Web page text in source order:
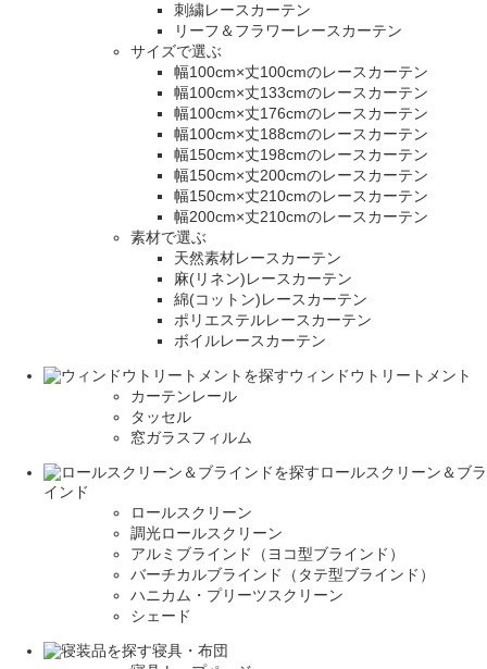
刺繍レースカーテン
リーフ＆フラワーレースカーテン
サイズで選ぶ
幅100cm×丈100cmのレースカーテン
幅100cm×丈133cmのレースカーテン
幅100cm×丈176cmのレースカーテン
幅100cm×丈188cmのレースカーテン
幅150cm×丈198cmのレースカーテン
幅150cm×丈200cmのレースカーテン
幅150cm×丈210cmのレースカーテン
幅200cm×丈210cmのレースカーテン
素材で選ぶ
天然素材レースカーテン
麻(リネン)レースカーテン
綿(コットン)レースカーテン
ポリエステルレースカーテン
ボイルレースカーテン
ウィンドウトリートメント
カーテンレール
タッセル
窓ガラスフィルム
ロールスクリーン＆ブラ
インド
ロールスクリーン
調光ロールスクリーン
アルミブラインド（ヨコ型ブラインド）
バーチカルブラインド（タテ型ブラインド）
ハニカム・プリーツスクリーン
シェード
寝具・布団